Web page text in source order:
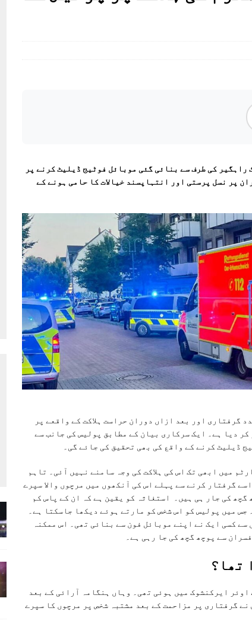
غیر ملکی پروڈکشنز پر مقامی مواد کو ترجیح دی جائے
کی طرف سے بنائی گئی موبائل فوٹیج ڈیلیٹ کرنے پر
پر نسل پرستی اور انتہاپسند خیالات کا حامی ہونے کے
گرفتاری اور بعد ازاں دوران حراست ہلاکت کے واقعے پر
دیا ہے۔ ایک سرکاری بیان کے مطابق پولیس کی جانب سے
ڈیلیٹ کرنے کے واقع کی بھی تحقیق کی جائے گی۔
میں ابھی تک اس کی ہلاکت کی وجہ سامنے نہیں آئی۔ تاہم
گرفتار کرنے سے پہلے اس کی آنکھوں میں مرچوں والا سپرے
کی جار ہی ہیں۔ استغاثہ کو یقین ہے کہ ان کے پاس کم
میں پولیس کو اس شخص کو مارتے ہوئے دیکھا جاسکتا ہے۔
کسی ایک نے اپنے موبائل فون سے بنائی تھی۔ اس ممکنہ
سے پوچھ گچھ کی جا رہی ہے۔
تھا؟
ایرکنشوک میں ہوئی تھی۔ وہاں ہنگامہ آرائی کے بعد
نے گرفتاری پر مزاحمت کے بعد مشتبہ شخص پر مرچوں کا سپرے